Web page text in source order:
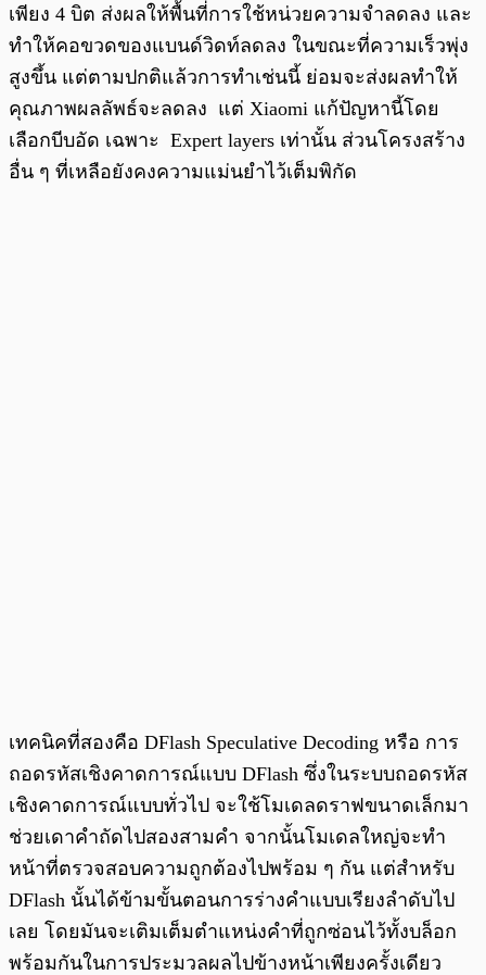
เพียง 4 บิต ส่งผลให้พื้นที่การใช้หน่วยความจำลดลง และ
ทำให้คอขวดของแบนด์วิดท์ลดลง ในขณะที่ความเร็วพุ่ง
สูงขึ้น แต่ตามปกติแล้วการทำเช่นนี้ ย่อมจะส่งผลทำให้
คุณภาพผลลัพธ์จะลดลง แต่ Xiaomi แก้ปัญหานี้โดย
เลือกบีบอัด เฉพาะ Expert layers เท่านั้น ส่วนโครงสร้าง
อื่น ๆ ที่เหลือยังคงความแม่นยำไว้เต็มพิกัด
เทคนิคที่สองคือ DFlash Speculative Decoding หรือ การ
ถอดรหัสเชิงคาดการณ์แบบ DFlash ซึ่งในระบบถอดรหัส
เชิงคาดการณ์แบบทั่วไป จะใช้โมเดลดราฟขนาดเล็กมา
ช่วยเดาคำถัดไปสองสามคำ จากนั้นโมเดลใหญ่จะทำ
หน้าที่ตรวจสอบความถูกต้องไปพร้อม ๆ กัน แต่สำหรับ
DFlash นั้นได้ข้ามขั้นตอนการร่างคำแบบเรียงลำดับไป
เลย โดยมันจะเติมเต็มตำแหน่งคำที่ถูกซ่อนไว้ทั้งบล็อก
พร้อมกันในการประมวลผลไปข้างหน้าเพียงครั้งเดียว